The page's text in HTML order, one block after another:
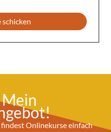
Onlinekurse einfach